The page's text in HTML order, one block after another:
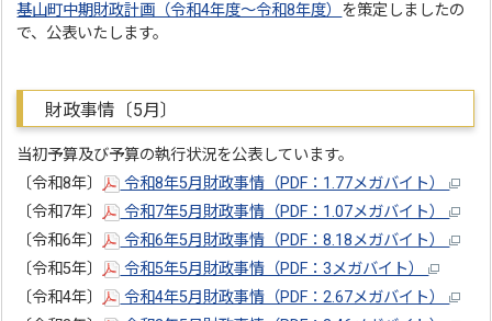
基山町中期財政計画（令和4年度～令和8年度） を策定しましたの
で、公表いたします。
財政事情〔5月〕
当初予算及び予算の執行状況を公表しています。
〔令和8年〕
令和8年5月財政事情（PDF：1.77メガバイト）
〔令和7年〕
令和7年5月財政事情（PDF：1.07メガバイト）
〔令和6年〕
令和6年5月財政事情（PDF：8.18メガバイト）
〔令和5年〕
令和5年5月財政事情（PDF：3メガバイト）
〔令和4年〕
令和4年5月財政事情（PDF：2.67メガバイト）